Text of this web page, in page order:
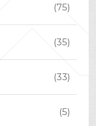
(75)
(35)
(33)
(5)